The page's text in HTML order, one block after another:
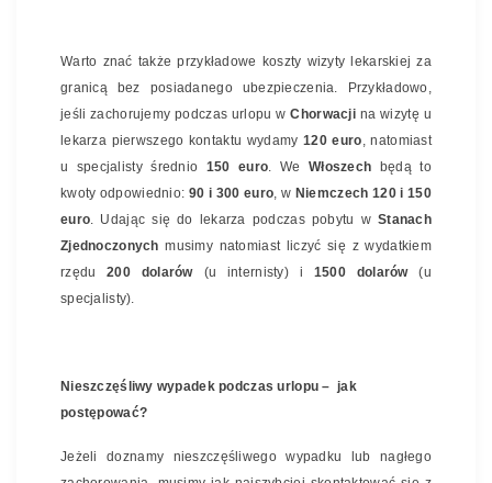
Warto znać także przykładowe koszty wizyty lekarskiej za
granicą bez posiadanego ubezpieczenia. Przykładowo,
jeśli zachorujemy podczas urlopu wChorwacji na wizytę u
lekarza pierwszego kontaktu wydamy120 euro, natomiast
u specjalisty średnio 150 euro. WeWłoszech będą to
kwoty odpowiednio: 90 i 300 euro, w Niemczech 120 i 150
euro. Udając się do lekarza podczas pobytu wStanach
Zjednoczonych musimy natomiast liczyć się z wydatkiem
rzędu200 dolarów(u internisty) i 1500 dolarów(u
specjalisty).
Nieszczęśliwy wypadek podczas urlopu – jak
postępować?
Jeżeli doznamy nieszczęśliwego wypadku lub nagłego